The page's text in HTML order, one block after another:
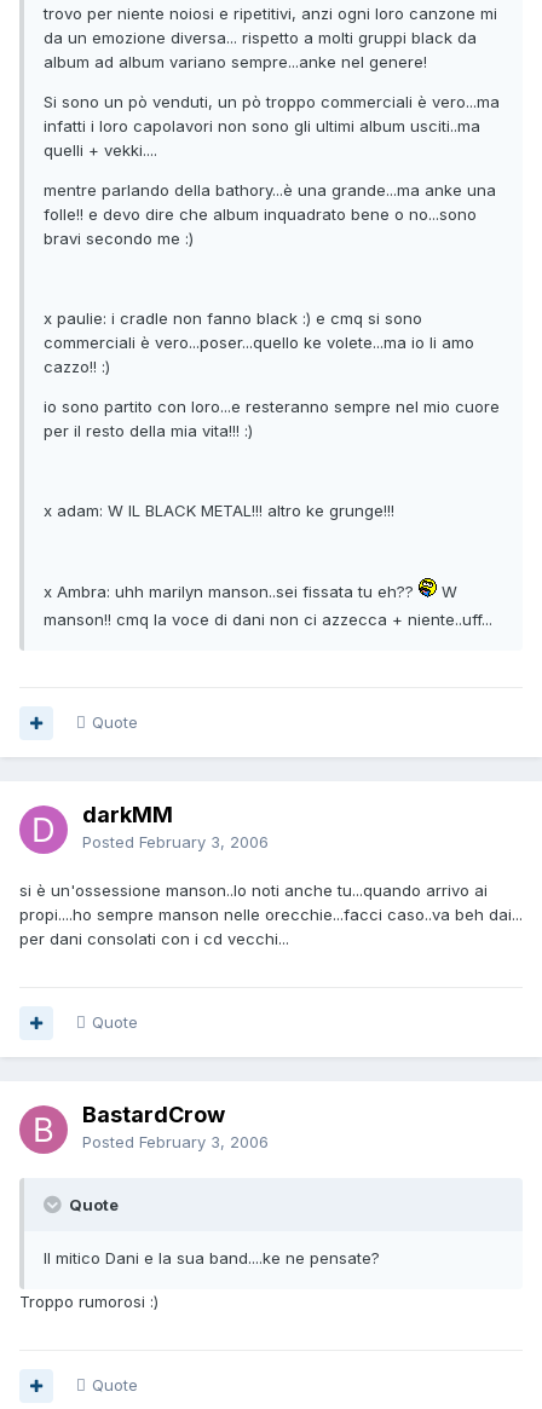
trovo per niente noiosi e ripetitivi, anzi ogni loro canzone mi
da un emozione diversa... rispetto a molti gruppi black da
album ad album variano sempre...anke nel genere!
Si sono un pò venduti, un pò troppo commerciali è vero...ma
infatti i loro capolavori non sono gli ultimi album usciti..ma
quelli + vekki....
mentre parlando della bathory...è una grande...ma anke una
folle!! e devo dire che album inquadrato bene o no...sono
bravi secondo me :)
x paulie: i cradle non fanno black :) e cmq si sono
commerciali è vero...poser...quello ke volete...ma io li amo
cazzo!! :)
io sono partito con loro...e resteranno sempre nel mio cuore
per il resto della mia vita!!! :)
x adam: W IL BLACK METAL!!! altro ke grunge!!!
x Ambra: uhh marilyn manson..sei fissata tu eh??
W
manson!! cmq la voce di dani non ci azzecca + niente..uff...
Quote
darkMM
Posted February 3, 2006
si è un'ossessione manson..lo noti anche tu...quando arrivo ai
propi....ho sempre manson nelle orecchie...facci caso..va beh dai...
per dani consolati con i cd vecchi...
Quote
BastardCrow
Posted February 3, 2006
Quote
Il mitico Dani e la sua band....ke ne pensate?
Troppo rumorosi :)
Quote